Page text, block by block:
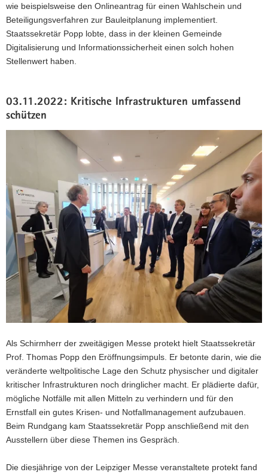
wie beispielsweise den Onlineantrag für einen Wahlschein und
Beteiligungsverfahren zur Bauleitplanung implementiert.
Staatssekretär Popp lobte, dass in der kleinen Gemeinde
Digitalisierung und Informationssicherheit einen solch hohen
Stellenwert haben.
03.11.2022: Kritische Infrastrukturen umfassend
schützen
Als Schirmherr der zweitägigen Messe protekt hielt Staatssekretär
Prof. Thomas Popp den Eröffnungsimpuls. Er betonte darin, wie die
veränderte weltpolitische Lage den Schutz physischer und digitaler
kritischer Infrastrukturen noch dringlicher macht. Er plädierte dafür,
mögliche Notfälle mit allen Mitteln zu verhindern und für den
Ernstfall ein gutes Krisen- und Notfallmanagement aufzubauen.
Beim Rundgang kam Staatssekretär Popp anschließend mit den
Ausstellern über diese Themen ins Gespräch.
Die diesjährige von der Leipziger Messe veranstaltete protekt fand